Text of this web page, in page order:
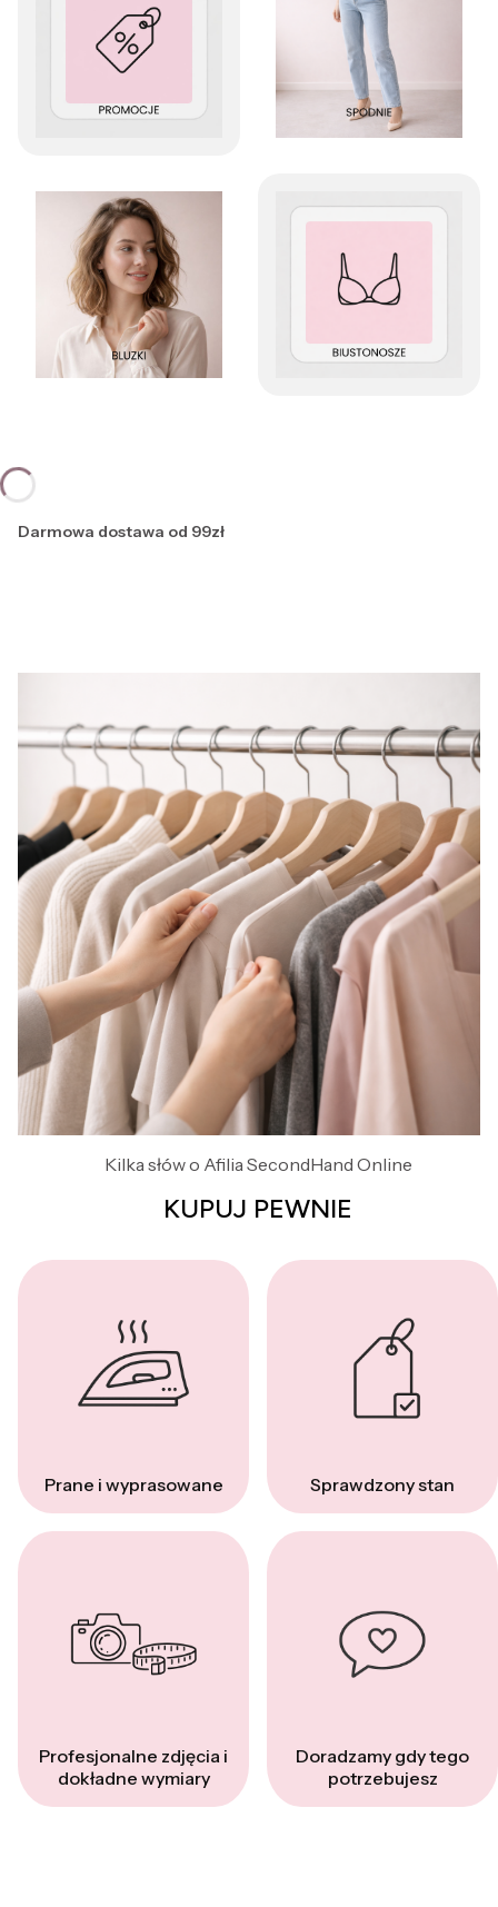
Darmowa dostawa od 99zł
Kilka słów o Afilia SecondHand Online
KUPUJ PEWNIE
Prane i wyprasowane Sprawdzony stan
Profesjonalne zdjęcia i
dokładne wymiary
Doradzamy gdy tego
potrzebujesz